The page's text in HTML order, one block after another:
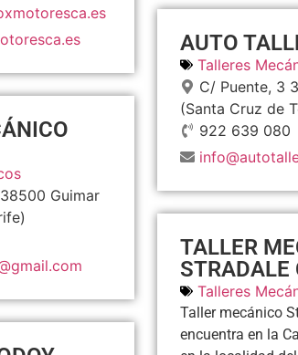
38500 Guimar
AUTO
Talleres
C/ Puente, 3
(Santa Cruz de
922 639 080
TALLER
STRADALE
Talleres
Taller mecánico
encuentra en la